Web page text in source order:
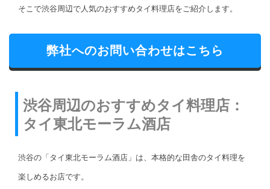
そこで渋谷周辺で人気のおすすめタイ料理店をご紹介します。
弊社へのお問い合わせはこちら
渋谷周辺のおすすめタイ料理店：
タイ東北モーラム酒店
渋谷の「タイ東北モーラム酒店」は、本格的な田舎のタイ料理を
楽しめるお店です。